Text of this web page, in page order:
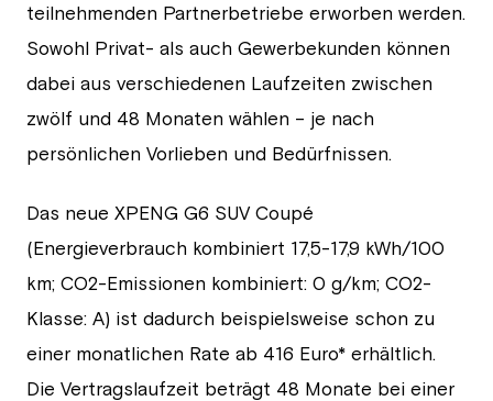
teilnehmenden Partnerbetriebe erworben werden.
Sowohl Privat- als auch Gewerbekunden können
dabei aus verschiedenen Laufzeiten zwischen
zwölf und 48 Monaten wählen – je nach
persönlichen Vorlieben und Bedürfnissen.
Das neue XPENG G6 SUV Coupé
(Energieverbrauch kombiniert 17,5-17,9 kWh/100
km; CO2-Emissionen kombiniert: 0 g/km; CO2-
Klasse: A) ist dadurch beispielsweise schon zu
einer monatlichen Rate ab 416 Euro* erhältlich.
Die Vertragslaufzeit beträgt 48 Monate bei einer